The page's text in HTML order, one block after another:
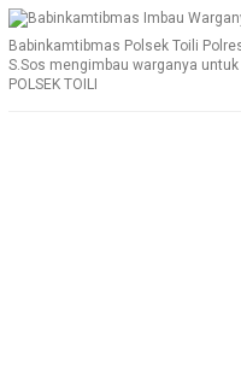
Babinkamtibmas Polsek Toili
S.Sos mengimbau warganya
POLSEK TOILI